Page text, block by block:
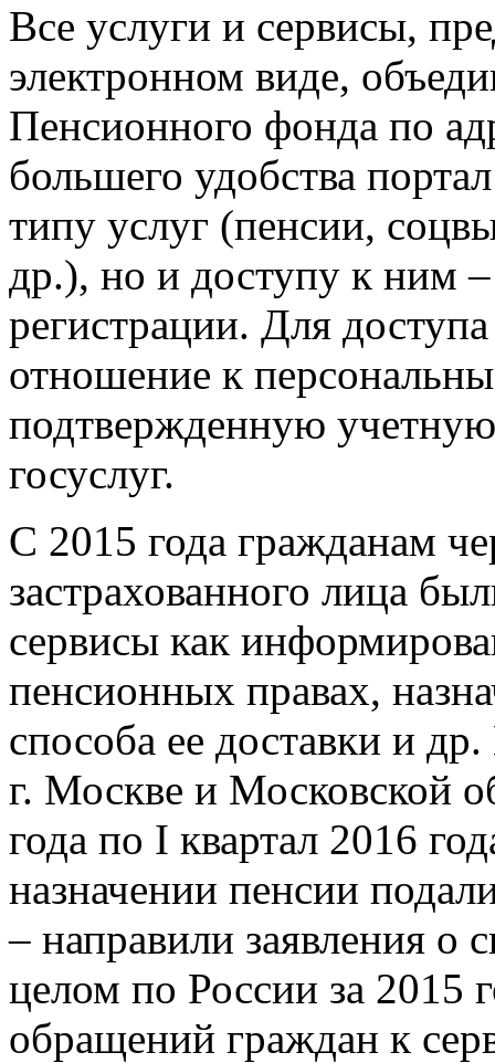
Все услуги и сервисы,
электронном виде,
Пенсионного фонда по
большего удобства
типу услуг (пенсии,
др.), но и доступу к ним –
регистрации. Для
отношение к
подтвержденную
госуслуг.
С 2015 года гражданам
застрахованного лица
сервисы как
пенсионных правах,
способа ее доставки и
г. Москве и Московской
года по I квартал 2016
назначении пенсии
– направили заявления о
целом по России за 2015
обращений граждан к